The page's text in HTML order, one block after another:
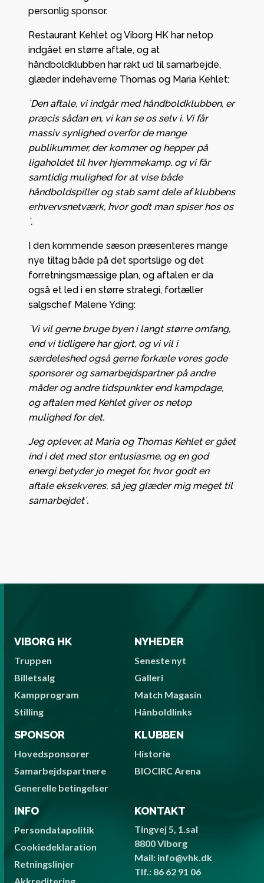
personlig sponsor.
Restaurant Kehlet og Viborg HK har netop
indgået en større aftale, og at
håndboldklubben har rakt ud til samarbejde,
glæder indehaverne Thomas og Maria Kehlet:
´Den aftale, vi indgår med håndboldklubben, er
præcis sådan en, vi kan se os selv i. Vi får
massiv synlighed overfor de mange
publikummer, der kommer og hepper på
ligaholdet til hver hjemmekamp, og vi får
samtidig mulighed for at vise både
håndboldspiller og stab samt dele af klubbens
erhvervsnetværk, hvor godt man spiser hos os
´.
I den kommende sæson præsenteres mange
nye tiltag både på det sportslige og det
forretningsmæssige plan, og aftalen er da
også et led i en større strategi, fortæller
salgschef Malene Yding:
´Vi vil gerne bruge byen i langt større omfang,
end vi tidligere har gjort, og vi vil i
særdeleshed også gerne forkæle vores gode
sponsorer og samarbejdspartner på andre
måder og andre tidspunkter end kampdage,
og aftalen med Kehlet giver os netop
mulighed for det.
Jeg oplever, at Maria og Thomas Kehlet er gået
ind i det med stor entusiasme, og en god
energi betyder jo meget for, hvor godt en
aftale eksekveres, så jeg glæder mig meget til
samarbejdet´.
VIBORG HK
Truppen
Billetsalg
Kampprogram
Stilling
NYHEDER
Seneste nyt
Galleri
Match Magasin
Hånboldlinks
SPONSOR
Hovedsponsorer
Samarbejdspartnere
Generelle betingelser
KLUBBEN
Historie
BIOCIRC Arena
INFO
Persondatapolitik
Cookiedeklaration
Retningslinjer
KONTAKT
Tingvej 5, 1.sal
8800 Viborg
Mail: info@vhk.dk
Tlf.: 86 62 91 06